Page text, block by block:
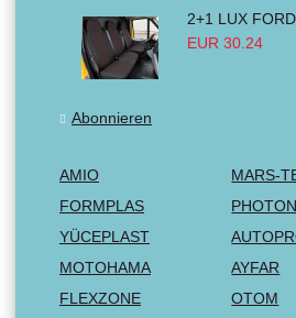
EUR 30.24
Abonnieren
AMIO
MARS-
FORMPLAS
PHOTON
YÜCEPLAST
MOTOHAMA
AYFAR
FLEXZONE
OTOM